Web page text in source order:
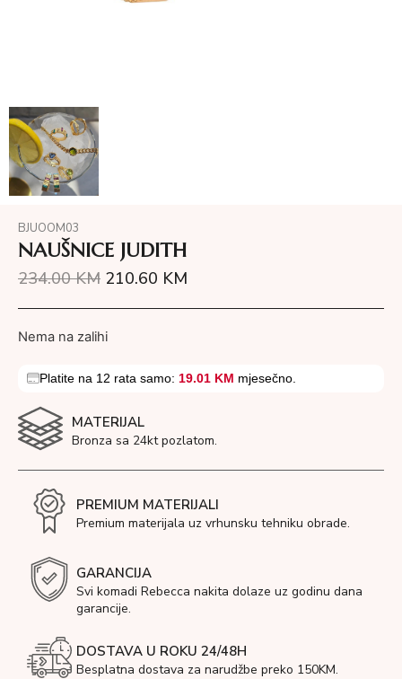
BJUOOM03
NAUŠNICE JUDITH
234.00KM 210.60 KM
Nema na zalihi
Platite na 12 rata samo: 19.01 KM mjesečno.
MATERIJAL
Bronza sa 24kt pozlatom.
PREMIUM MATERIJALI
Premium materijala uz vrhunsku tehniku obrade.
GARANCIJA
Svi komadi Rebecca nakita dolaze uz godinu dana
garancije.
DOSTAVA U ROKU 24/48H
Besplatna dostava za narudžbe preko 150KM.